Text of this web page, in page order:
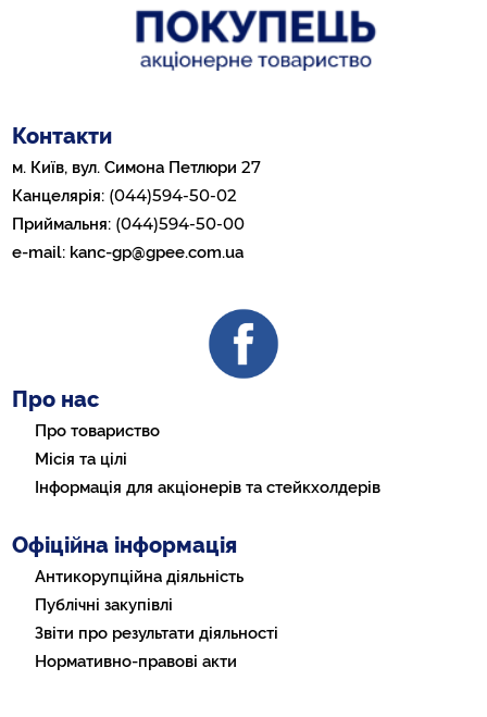
Контакти
м. Київ, вул. Симона Петлюри27
Канцелярія: (044)594-50-02
Приймальня: (044)594-50-00
e-mail: kanc-gp@gpee.com.ua
Про нас
Про товариство
Місія та цілі
Інформація для акціонерів та стейкхолдерів
Офіційна інформація
Антикорупційна діяльність
Публічні закупівлі
Звіти про результати діяльності
Нормативно-правові акти